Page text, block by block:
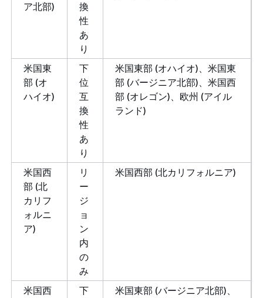
ア北部)
換
性
あ
り
米国東
部 (オ
ハイオ)
下
位
互
換
性
あ
り
米国東部 (オハイオ)、米国東
部 (バージニア北部)、米国西
部 (オレゴン)、欧州 (アイル
ランド)
米国西
部 (北
カリフ
ォルニ
ア)
リ
ー
ジ
ョ
ン
内
の
み
米国西部 (北カリフォルニア)
米国西
下
米国東部 (バージニア北部)、